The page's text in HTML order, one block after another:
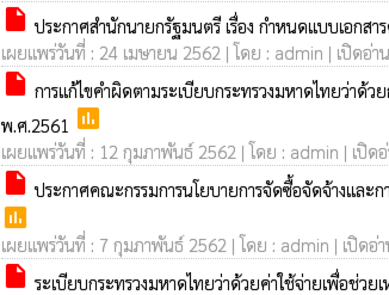
insert_drive_file ประกาศสำนักนายกรัฐมนตรี เรื่อง กำหนดแบบเอกส
เผยแพร่วันที่ : 24 เมษายน 2562 | โดย : admin | เปิดอ่า
insert_drive_file การแก้ไขคำผิดตามระเบียบกระทรวงมหาดไทยว่าด้วย
พ.ศ.2561 poll
เผยแพร่วันที่ : 12 กุมภาพันธ์ 2562 | โดย : admin | เปิด
insert_drive_file ประกาศคณะกรรมการนโยบายการจัดซื้อจัดจ้างและ
poll
เผยแพร่วันที่ : 7 กุมภาพันธ์ 2562 | โดย : admin | เปิดอ่
insert_drive_file ระเบียบกระทรวงมหาดไทยว่าด้วยค่าใช้จ่ายเพื่อช่ว